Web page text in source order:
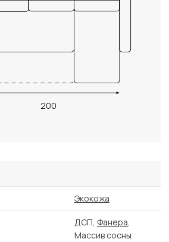
200
Экокожа
ДСП, Фанера,
Массив сосны